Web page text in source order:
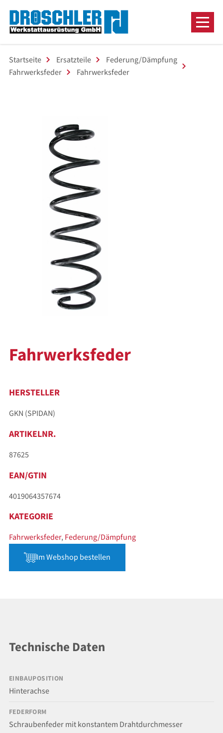
Startseite Ersatzteile
Federung/Dämpfung
Fahrwerksfeder
Fahrwerksfeder
Fahrwerksfeder
HERSTELLER
GKN (SPIDAN)
ARTIKELNR.
87625
EAN/GTIN
4019064357674
KATEGORIE
Fahrwerksfeder, Federung/Dämpfung
Im Webshop bestellen
Technische Daten
EINBAUPOSITION
Hinterachse
FEDERFORM
Schraubenfeder mit konstantem Drahtdurchmesser